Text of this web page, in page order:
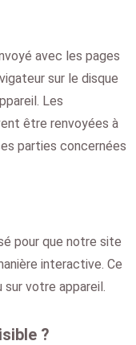
avec les pages
sur le disque
Les
être renvoyées à
parties concernées
pour que notre site
interactive. Ce
votre appareil.
?